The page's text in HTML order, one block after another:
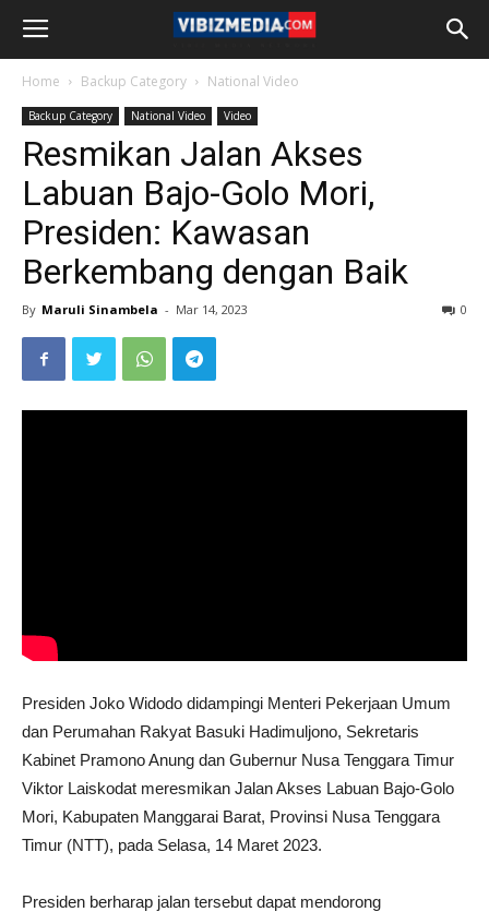
Home Backup Category National Video
Backup Category National Video Video
Resmikan Jalan Akses
Labuan Bajo-Golo Mori,
Presiden: Kawasan
Berkembang dengan Baik
By Maruli Sinambela - Mar 14, 2023 0
Presiden Joko Widodo didampingi Menteri Pekerjaan Umum
dan Perumahan Rakyat Basuki Hadimuljono, Sekretaris
Kabinet Pramono Anung dan Gubernur Nusa Tenggara Timur
Viktor Laiskodat meresmikan Jalan Akses Labuan Bajo-Golo
Mori, Kabupaten Manggarai Barat, Provinsi Nusa Tenggara
Timur (NTT), pada Selasa, 14 Maret 2023.
Presiden berharap jalan tersebut dapat mendorong